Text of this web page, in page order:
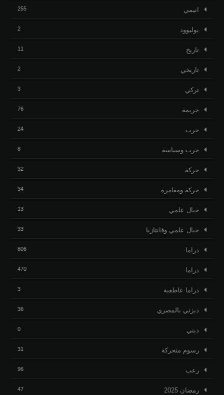
انيمي 255
بوليوود 2
تاريخ 11
تاريخي 2
تركي 3
جريمة 76
حرب 24
حرب وسياسة 8
حركة 32
حركة ومغامرة 34
خيال علمي 13
خيال علمي وفانتازيا 33
دراما 806
دراما 470
دراما عاطفية 3
ديزني بالمصري 36
ديني 0
رسوم متحركة 31
رعب 96
رمضان 2025 47